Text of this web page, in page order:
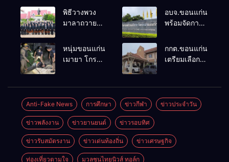
พิธีวางพวง
มาลาถวาย
เนื่องในวันรพี
ประจำปี
ฟุตบอลวันรพี
เพื่อเชื่อม
ความสัมพันธ์
อันดีของ
หน่วยงานใน
กระบวนการ
ยุติธรรม
อบจ.ขอนแก่น
พร้อมจัดการ
ยกฯ 27 ก.ย.
รับสมัคร 17-
สมัครรับการ
เลือกตั้งหาก
คุณสมบัติครบ
หนุ่มขอนแก่น
เมายา โกรธที่
คว้าหนังสติ๊ก
ยิง ห้องทำงาน
ผกก.ฯ 2 นัด
ตำรวจคุมตัว
ได้ทันควัน
กกต.ขอนแก่น
เตรียมเลือกตั้ง
ด้วยการ เปิด
รับสมัครใหม่
ระบุ
“วัฒนา”ลง
Anti-Fake News การศึกษา ข่าวกีฬา ข่าวประจำวัน
ข่าวพลังงาน ข่าวยานยนต์ ข่าวรอบทิศ
ข่าวรับสมัตรงาน ข่าวเด่นท้องถิ่น ข่าวเศรษฐกิจ
ท่องเที่ยวตามใจ มวลชนไทยนิวส์ ทอล์ก